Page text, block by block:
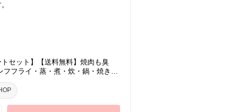
セット】【送料無料】焼肉も臭
フライ・蒸・煮・炊・鍋・焼き肉